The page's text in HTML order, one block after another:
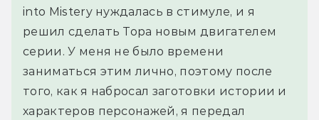
into Mistery нуждалась в стимуле, и я
решил сделать Тора новым двигателем
серии. У меня не было времени
заниматься этим лично, поэтому после
того, как я набросал заготовки истории и
характеров персонажей, я передал